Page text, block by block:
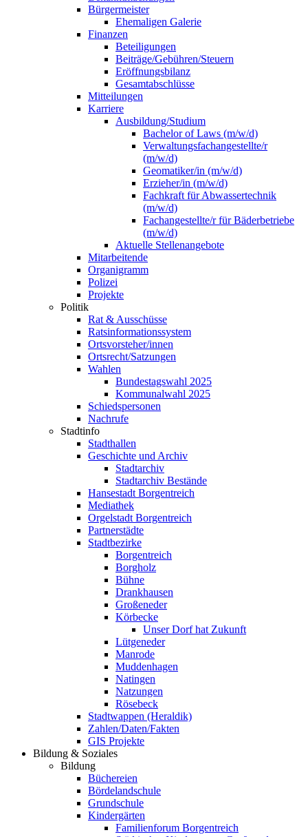
Bürgermeister
Ehemaligen Galerie
Finanzen
Beteiligungen
Beiträge/Gebühren/Steuern
Eröffnungsbilanz
Gesamtabschlüsse
Mitteilungen
Karriere
Ausbildung/Studium
Bachelor of Laws (m/w/d)
Verwaltungsfachangestellte/r
(m/w/d)
Geomatiker/in (m/w/d)
Erzieher/in (m/w/d)
Fachkraft für Abwassertechnik
(m/w/d)
Fachangestellte/r für Bäderbetriebe
(m/w/d)
Aktuelle Stellenangebote
Mitarbeitende
Organigramm
Polizei
Projekte
Politik
Rat & Ausschüsse
Ratsinformationssystem
Ortsvorsteher/innen
Ortsrecht/Satzungen
Wahlen
Bundestagswahl 2025
Kommunalwahl 2025
Schiedspersonen
Nachrufe
Stadtinfo
Stadthallen
Geschichte und Archiv
Stadtarchiv
Stadtarchiv Bestände
Hansestadt Borgentreich
Mediathek
Orgelstadt Borgentreich
Partnerstädte
Stadtbezirke
Borgentreich
Borgholz
Bühne
Drankhausen
Großeneder
Körbecke
Unser Dorf hat Zukunft
Lütgeneder
Manrode
Muddenhagen
Natingen
Natzungen
Rösebeck
Stadtwappen (Heraldik)
Zahlen/Daten/Fakten
GIS Projekte
Bildung & Soziales
Bildung
Büchereien
Bördelandschule
Grundschule
Kindergärten
Familienforum Borgentreich